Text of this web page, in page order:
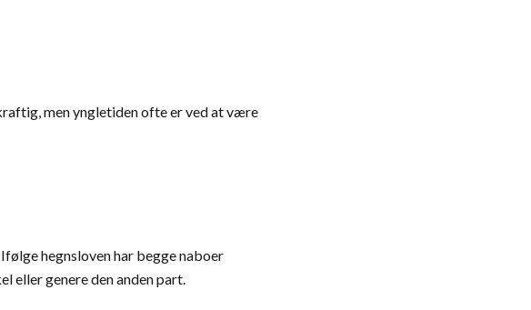
men yngletiden ofte er ved at være
hegnsloven har begge naboer
eller genere den anden part.